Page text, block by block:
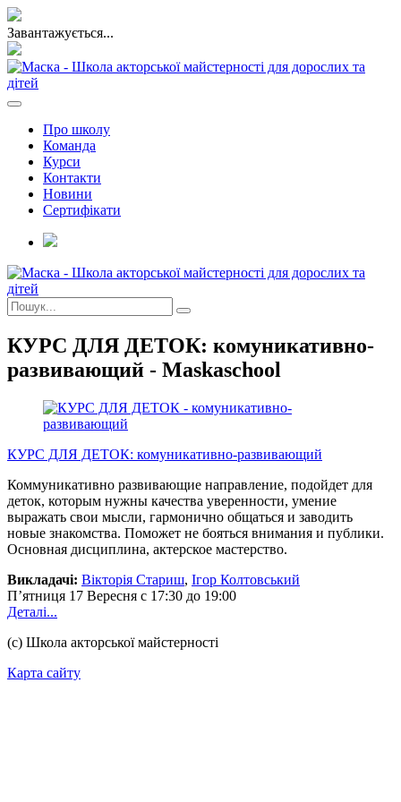
Завантажується...
Про школу
Команда
Курси
Контакти
Новини
Сертифікати
КУРС ДЛЯ ДЕТОК: комуникативно-
развивающий - Maskaschool
КУРС ДЛЯ ДЕТОК: комуникативно-развивающий
Коммуникативно развивающие направление, подойдет для
деток, которым нужны качества уверенности, умение
выражать свои мысли, гармонично общаться и заводить
новые знакомства. Поможет не бояться внимания и публики.
Основная дисциплина, актерское мастерство.
Викладачі: Вікторія Стариш, Ігор Колтовський
П’ятниця 17 Вересня с 17:30 до 19:00
Деталі...
(с) Школа акторської майстерності
Карта сайту